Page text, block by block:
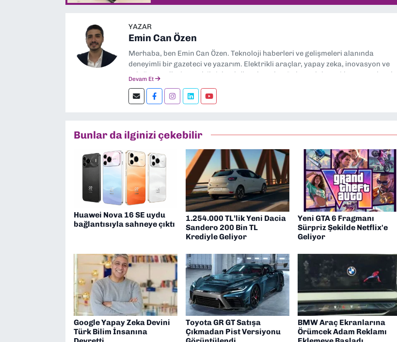
YAZAR
Emin Can Özen
Merhaba, ben Emin Can Özen. Teknoloji haberleri ve gelişmeleri alanında
deneyimli bir gazeteci ve yazarım. Elektrikli araçlar, yapay zeka, inovasyon ve
sektör trendleri en çok ilgi duyduğum konular. Dokuzeylul.com’da yazar olarak
ediyorum. İzmir’den teknoloji dünyasına dair yorumlarımı paylaşıyorum. Takipte
kalın! 🚀
Devam Et
Bunlar da ilginizi çekebilir
Huawei Nova 16 SE uydu
bağlantısıyla sahneye çıktı
1.254.000 TL’lik Yeni Dacia
Sandero 200 Bin TL
Krediyle Geliyor
Yeni GTA 6 Fragmanı
Sürpriz Şekilde Netflix'e
Geliyor
Google Yapay Zeka Devini
Türk Bilim İnsanına
Toyota GR GT Satışa
Çıkmadan Pist Versiyonu
BMW Araç Ekranlarına
Örümcek Adam Reklamı